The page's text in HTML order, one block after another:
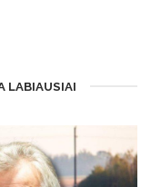
LABIAUSIAI